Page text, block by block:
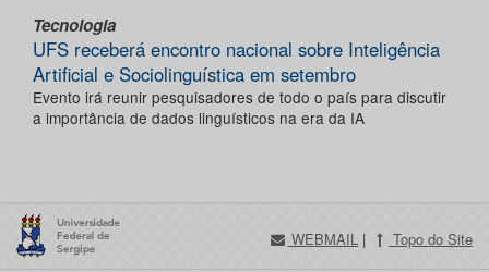
Tecnologia
UFS receberá encontro nacional sobre Inteligência
Artificial e Sociolinguística em setembro
Evento irá reunir pesquisadores de todo o país para discutir
a importância de dados linguísticos na era da IA
WEBMAIL | Topo do Site